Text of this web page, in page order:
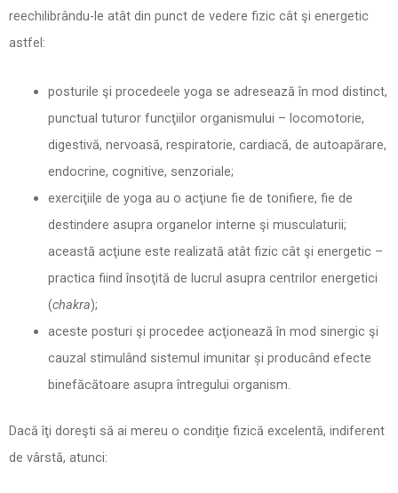
reechilibrându-le atât din punct de vedere fizic cât şi energetic
astfel:
posturile şi procedeele yoga se adresează în mod distinct,
punctual tuturor funcţiilor organismului – locomotorie,
digestivă, nervoasă, respiratorie, cardiacă, de autoapărare,
endocrine, cognitive, senzoriale;
exerciţiile de yoga au o acţiune fie de tonifiere, fie de
destindere asupra organelor interne şi musculaturii;
această acţiune este realizată atât fizic cât şi energetic –
practica fiind însoţită de lucrul asupra centrilor energetici
(chakra);
aceste posturi şi procedee acţionează în mod sinergic şi
cauzal stimulând sistemul imunitar și producând efecte
binefăcătoare asupra întregului organism.
Dacă îţi doreşti să ai mereu o condiţie fizică excelentă, indiferent
de vârstă, atunci: